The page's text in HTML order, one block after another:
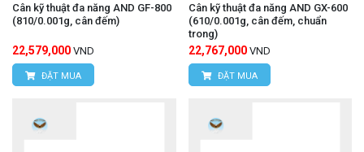
Cân kỹ thuật đa năng AND GF-800
(810/0.001g, cân đếm)
22,579,000 VND
ĐẶT MUA
Cân kỹ thuật đa năng AND GX-600
(610/0.001g, cân đếm, chuẩn
trong)
22,767,000 VND
ĐẶT MUA